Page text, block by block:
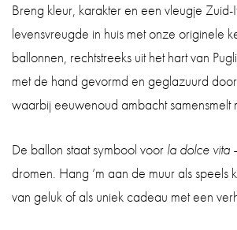
Breng kleur, karakter en een vleugje Zuid-
levensvreugde in huis met onze originele
ballonnen, rechtstreeks uit het hart van
met de hand gevormd en geglazuurd
waarbij eeuwenoud ambacht samensmelt
De ballon staat symbool voor la dolce vita
dromen. Hang ‘m aan de muur als speels
van geluk of als uniek cadeau met een